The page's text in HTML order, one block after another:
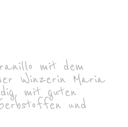
mit dem
Winzerin Maria
mit guten
und